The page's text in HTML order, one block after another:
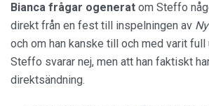
Bianca frågar ogenerat om Steffo
direkt från en fest till inspelningen av
och om han kanske till och med varit full
Steffo svarar nej, men att han faktiskt
direktsändning.